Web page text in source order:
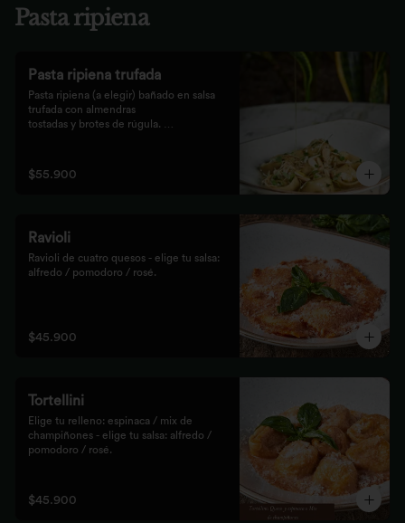
Pasta ripiena
Pasta ripiena trufada
Pasta ripiena (a elegir) bañado en salsa
trufada con almendras
tostadas y brotes de rúgula.
$55.900
Ravioli
Ravioli de cuatro quesos - elige tu salsa:
alfredo / pomodoro / rosé.
$45.900
Tortellini
Elige tu relleno: espinaca / mix de
champiñones - elige tu salsa: alfredo /
pomodoro / rosé.
$45.900